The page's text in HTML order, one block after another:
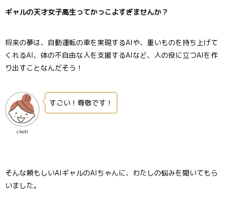
ギャルの天才女子高生ってかっこよすぎませんか？
将来の夢は、自動運転の車を実現するAIや、重いものを持ち上げて
くれるAI、体の不自由な人を支援するAIなど、人の役に立つAIを作
り出すことなんだそう！
chell
すごい！尊敬です！
そんな頼もしいAIギャルのAIちゃんに、わたしの悩みを聞いてもら
いました。